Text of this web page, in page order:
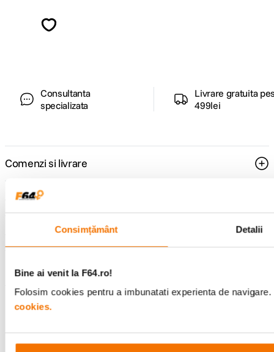
Consimțământ Detalii
Bine ai venit la F64.ro!
Folosim cookies pentru a imbunatati experienta de
cookies.
Consultanta
specializata
Livrare gratuita
499lei
Comenzi si livrare
Suport
Service si garantii
F64 Studio